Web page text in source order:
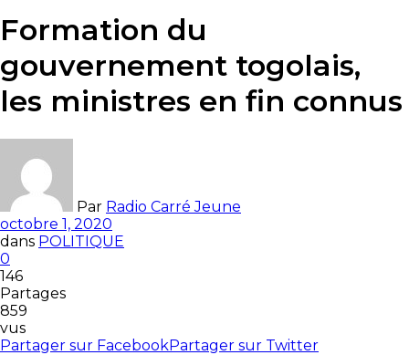
Formation du
gouvernement togolais,
les ministres en fin connus
Par Radio Carré Jeune
octobre 1, 2020
dans POLITIQUE
0
146
Partages
859
vus
Partager sur FacebookPartager sur Twitter